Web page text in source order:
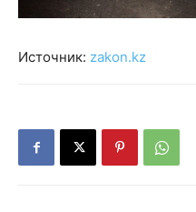
Источник: zakon.kz